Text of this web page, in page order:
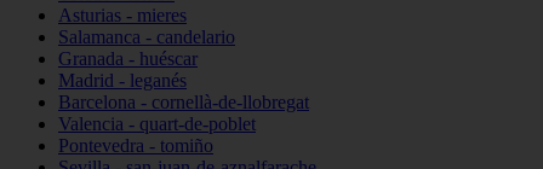
Asturias - mieres
Salamanca - candelario
Granada - huéscar
Madrid - leganés
Barcelona - cornellà-de-llobregat
Valencia - quart-de-poblet
Pontevedra - tomiño